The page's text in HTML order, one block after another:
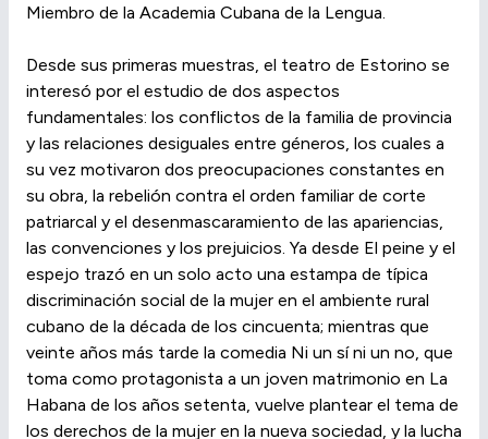
Miembro de la Academia Cubana de la Lengua.
Desde sus primeras muestras, el teatro de Estorino se
interesó por el estudio de dos aspectos
fundamentales: los conflictos de la familia de provincia
y las relaciones desiguales entre géneros, los cuales a
su vez motivaron dos preocupaciones constantes en
su obra, la rebelión contra el orden familiar de corte
patriarcal y el desenmascaramiento de las apariencias,
las convenciones y los prejuicios. Ya desde El peine y el
espejo trazó en un solo acto una estampa de típica
discriminación social de la mujer en el ambiente rural
cubano de la década de los cincuenta; mientras que
veinte años más tarde la comedia Ni un sí ni un no, que
toma como protagonista a un joven matrimonio en La
Habana de los años setenta, vuelve plantear el tema de
los derechos de la mujer en la nueva sociedad, y la lucha